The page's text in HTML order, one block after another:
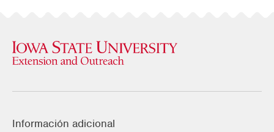
Información adicional